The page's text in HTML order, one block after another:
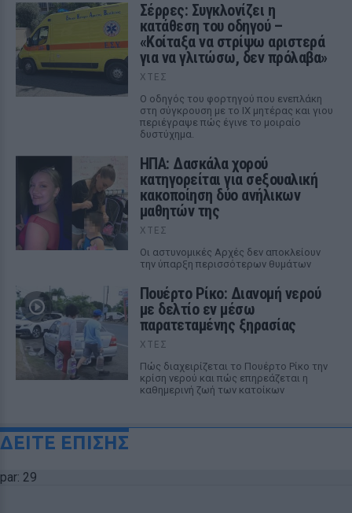
Σέρρες: Συγκλονίζει η
κατάθεση του οδηγού –
«Κοίταξα να στρίψω αριστερά
για να γλιτώσω, δεν πρόλαβα»
ΧΤΕΣ
Ο οδηγός του φορτηγού που ενεπλάκη
στη σύγκρουση με το ΙΧ μητέρας και γιου
περιέγραψε πώς έγινε το μοιραίο
δυστύχημα.
ΗΠΑ: Δασκάλα χορού
κατηγορείται για σeξουαλική
κακοποίηση δύο ανήλικων
μαθητών της
ΧΤΕΣ
Οι αστυνομικές Αρχές δεν αποκλείουν
την ύπαρξη περισσότερων θυμάτων
Πουέρτο Ρίκο: Διανομή νερού
με δελτίο εν μέσω
παρατεταμένης ξηρασίας
ΧΤΕΣ
Πώς διαχειρίζεται το Πουέρτο Ρίκο την
κρίση νερού και πώς επηρεάζεται η
καθημερινή ζωή των κατοίκων
ΔΕΙΤΕ ΕΠΙΣΗΣ
par: 29